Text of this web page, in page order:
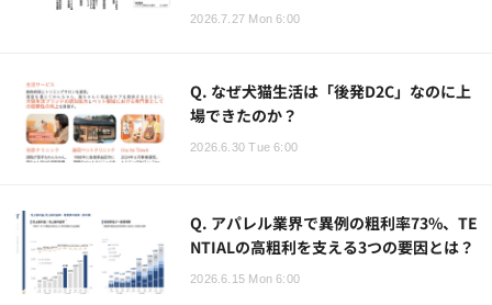
2026.7.27 Mon 6:00
Q. なぜ犬猫生活は「後発D2C」なのに上
場できたのか？
2026.6.30 Tue 6:00
Q. アパレル業界で異例の粗利率73%、TE
NTIALの高粗利を支える3つの要因とは？
2026.6.15 Mon 6:00